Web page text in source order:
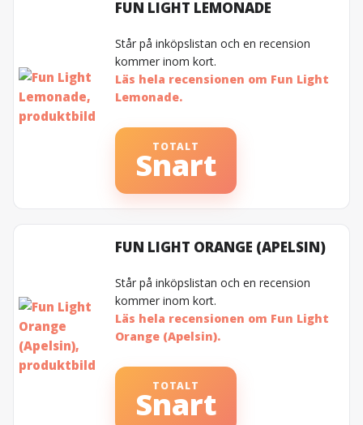
FUN LIGHT LEMONADE
Står på inköpslistan och en recension
kommer inom kort.
Läs hela recensionen om Fun Light
Lemonade.
TOTALT
Snart
FUN LIGHT ORANGE (APELSIN)
Står på inköpslistan och en recension
kommer inom kort.
Läs hela recensionen om Fun Light
Orange (Apelsin).
TOTALT
Snart